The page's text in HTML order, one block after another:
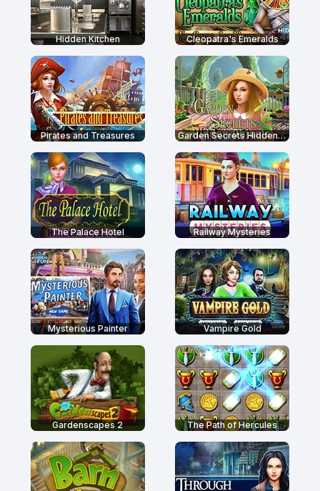
Hidden Kitchen Cleopatra's Emeralds
Pirates and Treasures Garden Secrets Hidden Objects
The Palace Hotel Railway Mysteries
Mysterious Painter Vampire Gold
Gardenscapes 2 The Path of Hercules